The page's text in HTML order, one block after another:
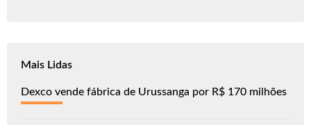
Mais Lidas
Dexco vende fábrica de Urussanga por R$ 170 milhões